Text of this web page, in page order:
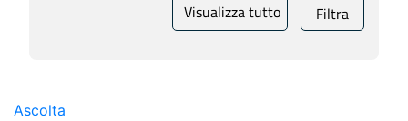
Visualizza tutto Filtra
Ascolta